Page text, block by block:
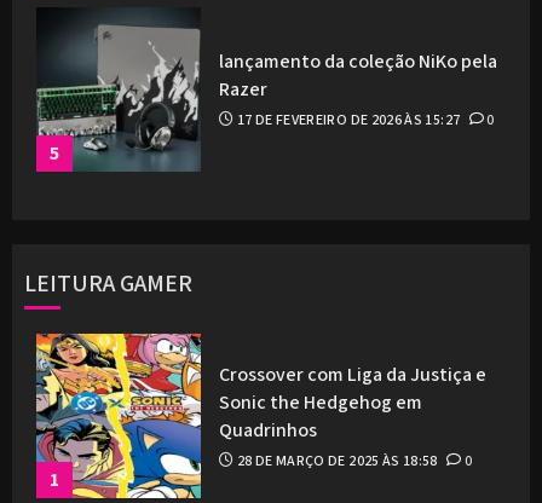
5
lançamento da coleção NiKo pela
Razer
17 DE FEVEREIRO DE 2026 ÀS 15:27 0
LEITURA GAMER
1
Crossover com Liga da Justiça e
Sonic the Hedgehog em
Quadrinhos
28 DE MARÇO DE 2025 ÀS 18:58 0